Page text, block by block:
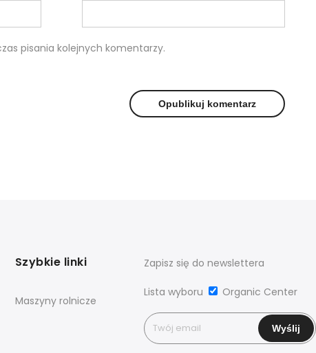
pisania kolejnych komentarzy.
Szybkie linki
Maszyny rolnicze
Zapisz się do newslettera
Lista wyboru Organic Center